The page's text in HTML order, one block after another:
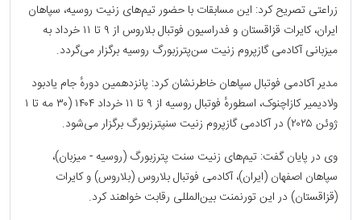
زراعتی تصریح کرد: این مسابقات با حضور تیم‌های زنیت روسیه، سپاهان
ایران، کایرات قزاقستان و فدراسیون فوتبال بلاروس از ۹ تا ۱۱ خرداد به
میزبانی آکادمی گازپروم زنیت سن‌پترزبورگ روسیه برگزار می‌گردد.
مدیر آکادمی فوتبال سپاهان خاطرنشان کرد: پانزدهمین دورهٔ جام یادبود
ولادیمیر کازاچنوک، اسطورهٔ فوتبال روسیه از ۹ تا ۱۱ خرداد ۱۴۰۴ (۳۰ مه تا ۱
ژوئن ۲۰۲۵) در آکادمی گازپروم زنیت سنپترزبورگ برگزار می‌شود.
وی در پایان گفت: تیم‌های زنیت سنت پترزبورگ (روسیه - میزبان)،
سپاهان اصفهان (ایران)، آکادمی فوتبال بلاروس (بلاروس) و کایرات
(قزاقستان) در این تورنمنت بین‌المللی رقابت خواهند کرد.